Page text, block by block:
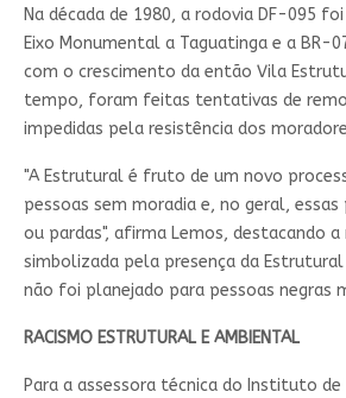
Na década de 1980, a rodovia DF-095
Eixo Monumental a Taguatinga e a BR-
com o crescimento da então Vila
tempo, foram feitas tentativas de
impedidas pela resistência dos
"A Estrutural é fruto de um novo
pessoas sem moradia e, no geral,
ou pardas", afirma Lemos, destacando a
simbolizada pela presença da
não foi planejado para pessoas negras
RACISMO ESTRUTURAL E AMBIENTAL
Para a assessora técnica do Instituto de